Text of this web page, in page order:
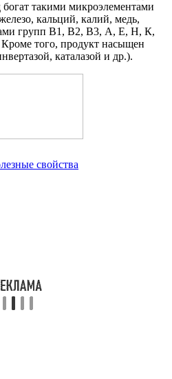
такими микроэлементами
кальций, калий, медь,
групп B1, B2, B3, А, Е, Н, К,
того, продукт насыщен
каталазой и др.).
свойства